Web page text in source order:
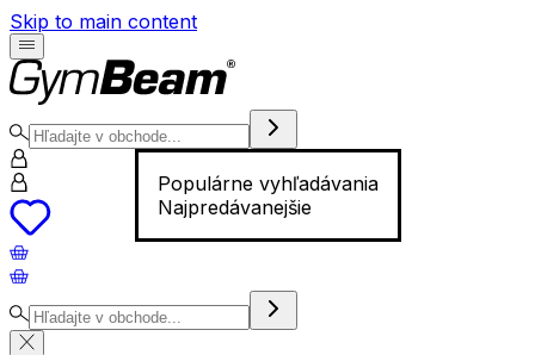
Skip to main content
Populárne vyhľadávania
Najpredávanejšie